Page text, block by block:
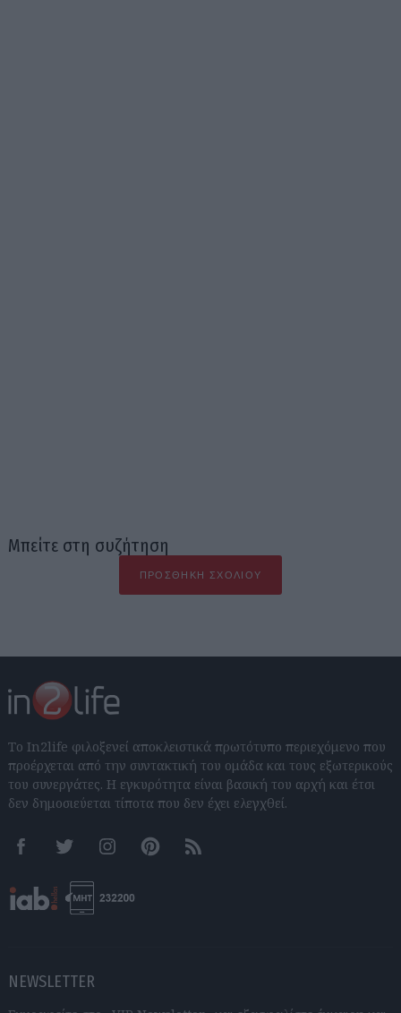
Μπείτε στη συζήτηση
ΠΡΟΣΘΉΚΗ ΣΧΟΛΊΟΥ
Το In2life φιλοξενεί αποκλειστικά πρωτότυπο περιεχόμενο που
προέρχεται από την συντακτική του ομάδα και τους εξωτερικούς
του συνεργάτες. Η εγκυρότητα είναι βασική του αρχή και έτσι
δεν δημοσιεύεται τίποτα που δεν έχει ελεγχθεί.
FacebookTwitter InstagramPinterestRSS feeds
NEWSLETTER